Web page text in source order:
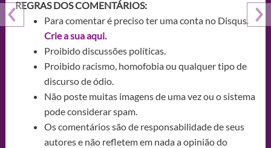
REGRAS DOS COMENTÁRIOS:
Para comentar é preciso ter uma conta no Disqus.
Crie a sua aqui.
Proibido discussões políticas.
Proibido racismo, homofobia ou qualquer tipo de
discurso de ódio.
Não poste muitas imagens de uma vez ou o sistema
pode considerar spam.
Os comentários são de responsabilidade de seus
autores e não refletem em nada a opinião do